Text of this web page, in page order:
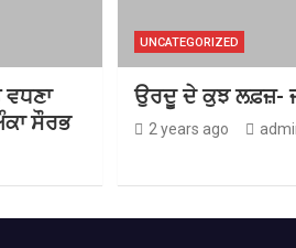
ਸੌਰਭ
UNCATEGORIZED
ਉਰਦੂ ਦੇ ਕੁਝ ਲਫ਼ਜ਼-
2 years ago